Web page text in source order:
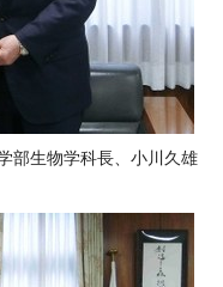
部生物学科長、小川久雄